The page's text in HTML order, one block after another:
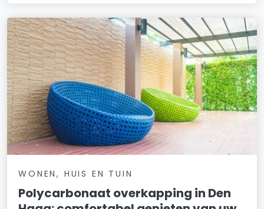
WONEN, HUIS EN TUIN
Polycarbonaat overkapping in Den